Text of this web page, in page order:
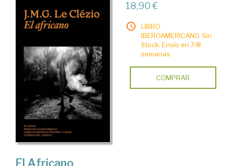
18,90 €
LIBRO
IBEROAMERICANO. Sin
Stock. Envío en 7/8
semanas.
COMPRAR
El Africano